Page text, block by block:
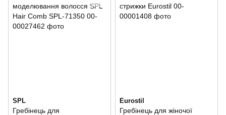
SPL
Гребінець для
Eurostil
Гребінець для жіночої